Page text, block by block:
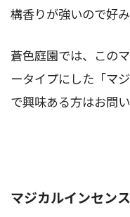
構香りが強いので好
蒼色庭園では、この
ータイプにした「マ
で興味ある方はお問い
マジカルインセンス